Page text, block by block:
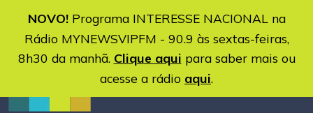
NOVO!Programa INTERESSE NACIONAL na
Rádio MYNEWSVIPFM - 90.9 às sextas-feiras,
8h30 da manhã. Clique aqui para saber mais ou
acesse a rádio aqui.